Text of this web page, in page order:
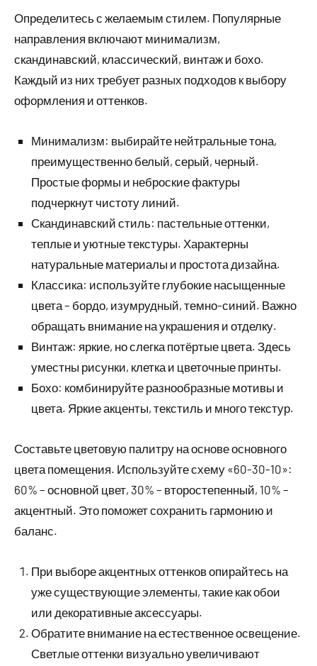
Определитесь с желаемым стилем. Популярные
направления включают минимализм,
скандинавский, классический, винтаж и бохо.
Каждый из них требует разных подходов к выбору
оформления и оттенков.
Минимализм: выбирайте нейтральные тона,
преимущественно белый, серый, черный.
Простые формы и неброские фактуры
подчеркнут чистоту линий.
Скандинавский стиль: пастельные оттенки,
теплые и уютные текстуры. Характерны
натуральные материалы и простота дизайна.
Классика: используйте глубокие насыщенные
цвета – бордо, изумрудный, темно-синий. Важно
обращать внимание на украшения и отделку.
Винтаж: яркие, но слегка потёртые цвета. Здесь
уместны рисунки, клетка и цветочные принты.
Бохо: комбинируйте разнообразные мотивы и
цвета. Яркие акценты, текстиль и много текстур.
Составьте цветовую палитру на основе основного
цвета помещения. Используйте схему «60-30-10»:
60% – основной цвет, 30% – второстепенный, 10% –
акцентный. Это поможет сохранить гармонию и
баланс.
При выборе акцентных оттенков опирайтесь на
уже существующие элементы, такие как обои
или декоративные аксессуары.
Обратите внимание на естественное освещение.
Светлые оттенки визуально увеличивают